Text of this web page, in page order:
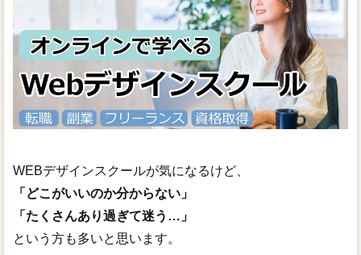
WEBデザインスクールが気になるけど、
「どこがいいのか分からない」
「たくさんあり過ぎて迷う…」
という方も多いと思います。